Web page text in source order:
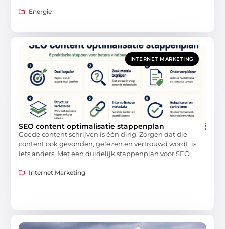
Energie
INTERNET MARKETING
SEO content optimalisatie stappenplan
Goede content schrijven is één ding. Zorgen dat die
content ook gevonden, gelezen en vertrouwd wordt, is
iets anders. Met een duidelijk stappenplan voor SEO
Internet Marketing